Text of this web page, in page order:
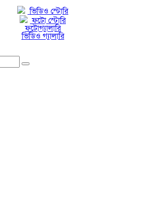
ভিডিও স্টোরি
ফটো স্টোরি
ফটোগ্যালারি
ভিডিও গ্যালারি